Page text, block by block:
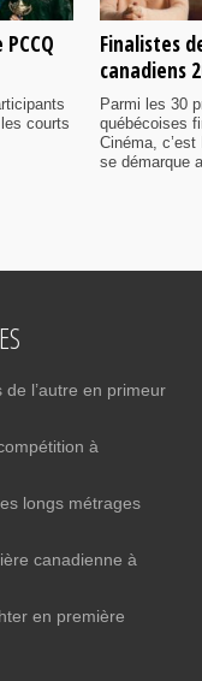
courts
Finalistes
canadiens
Parmi les 30
québécoises
Cinéma,
se démarque
l’autre en primeur
à
longs métrages
canadienne à
en première